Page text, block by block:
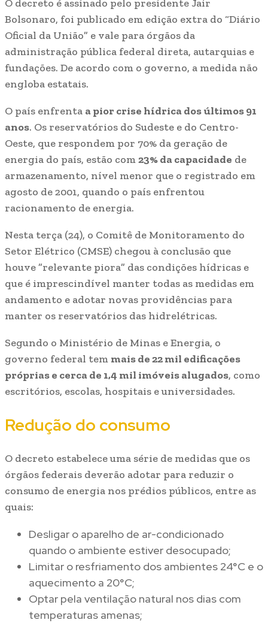
O decreto é assinado pelo presidente Jair
Bolsonaro, foi publicado em edição extra do “Diário
Oficial da União” e vale para órgãos da
administração pública federal direta, autarquias e
fundações. De acordo com o governo, a medida não
engloba estatais.
O país enfrenta a pior crise hídrica dos últimos 91
anos. Os reservatórios do Sudeste e do Centro-
Oeste, que respondem por 70% da geração de
energia do país, estão com23% da capacidade de
armazenamento, nível menor que o registrado em
agosto de 2001, quando o país enfrentou
racionamento de energia.
Nesta terça (24), o Comitê de Monitoramento do
Setor Elétrico (CMSE) chegou à conclusão que
houve ”relevante piora” das condições hídricas e
que é imprescindível manter todas as medidas em
andamento e adotar novas providências para
manter os reservatórios das hidrelétricas.
Segundo o Ministério de Minas e Energia, o
governo federal tem mais de 22 mil edificações
próprias e cerca de 1,4 mil imóveis alugados, como
escritórios, escolas, hospitais e universidades.
Redução do consumo
O decreto estabelece uma série de medidas que os
órgãos federais deverão adotar para reduzir o
consumo de energia nos prédios públicos, entre as
quais:
Desligar o aparelho de ar-condicionado
quando o ambiente estiver desocupado;
Limitar o resfriamento dos ambientes 24°C e o
aquecimento a 20°C;
Optar pela ventilação natural nos dias com
temperaturas amenas;